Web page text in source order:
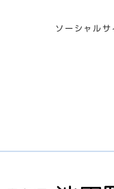
ソーシャル